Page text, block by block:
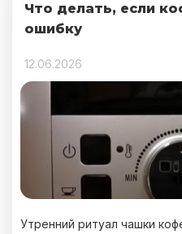
Что делать, если
ошибку
12.06.2026
Утренний ритуал чашки